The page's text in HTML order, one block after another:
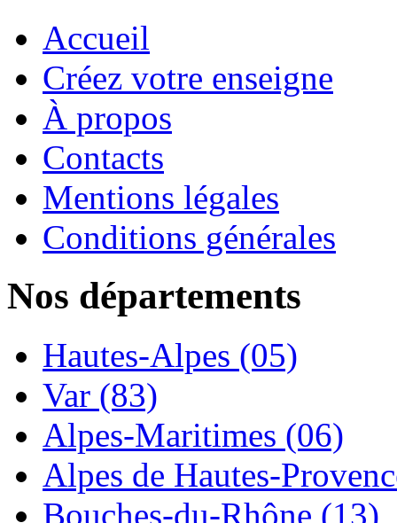
Accueil
Créez votre enseigne
À propos
Contacts
Mentions légales
Conditions générales
Nos départements
Hautes-Alpes (05)
Var (83)
Alpes-Maritimes (06)
Alpes de Hautes-
Bouches-du-Rhône (13)